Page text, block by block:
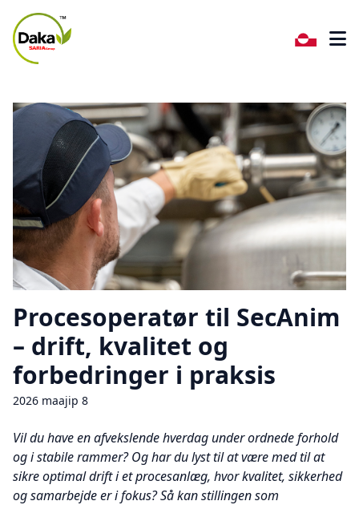
Procesoperatør til SecAnim
– drift, kvalitet og
forbedringer i praksis
2026 maajip 8
Vil du have en afvekslende hverdag under ordnede forhold
og i stabile rammer? Og har du lyst til at være med til at
sikre optimal drift i et procesanlæg, hvor kvalitet, sikkerhed
og samarbejde er i fokus? Så kan stillingen som